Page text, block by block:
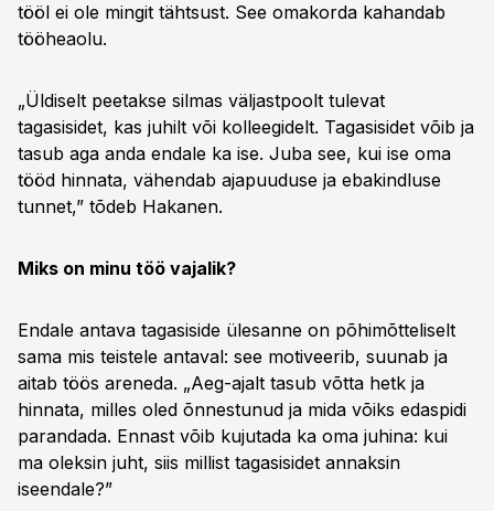
tööl ei ole mingit tähtsust. See omakorda kahandab
tööheaolu.
„Üldiselt peetakse silmas väljastpoolt tulevat
tagasisidet, kas juhilt või kolleegidelt. Tagasisidet võib ja
tasub aga anda endale ka ise. Juba see, kui ise oma
tööd hinnata, vähendab ajapuuduse ja ebakindluse
tunnet,” tõdeb Hakanen.
Miks on minu töö vajalik?
Endale antava tagasiside ülesanne on põhimõtteliselt
sama mis teistele antaval: see motiveerib, suunab ja
aitab töös areneda. „Aeg-ajalt tasub võtta hetk ja
hinnata, milles oled õnnestunud ja mida võiks edaspidi
parandada. Ennast võib kujutada ka oma juhina: kui
ma oleksin juht, siis millist tagasisidet annaksin
iseendale?”